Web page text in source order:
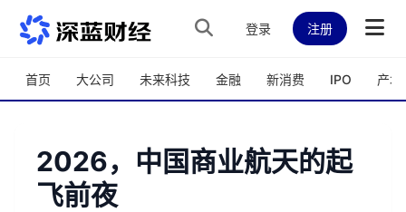
跳转到主内容
登录 注册
首页 大公司 未来科技 金融 新消费 IPO 产城
2026，中国商业航天的起
飞前夜